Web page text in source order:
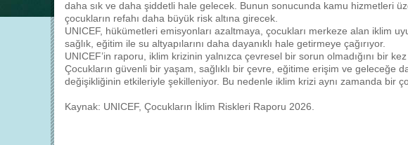
daha sık ve daha şiddetli hale gelecek. Bunun sonucunda kamu hizmetleri
çocukların refahı daha büyük risk altına girecek.
UNICEF, hükümetleri emisyonları azaltmaya, çocukları merkeze alan iklim
sağlık, eğitim ile su altyapılarını daha dayanıklı hale getirmeye çağırıyor.
UNICEF’in raporu, iklim krizinin yalnızca çevresel bir sorun olmadığını bir
Çocukların güvenli bir yaşam, sağlıklı bir çevre, eğitime erişim ve geleceğe
değişikliğinin etkileriyle şekilleniyor. Bu nedenle iklim krizi aynı zamanda bir
Kaynak: UNICEF, Çocukların İklim Riskleri Raporu 2026.